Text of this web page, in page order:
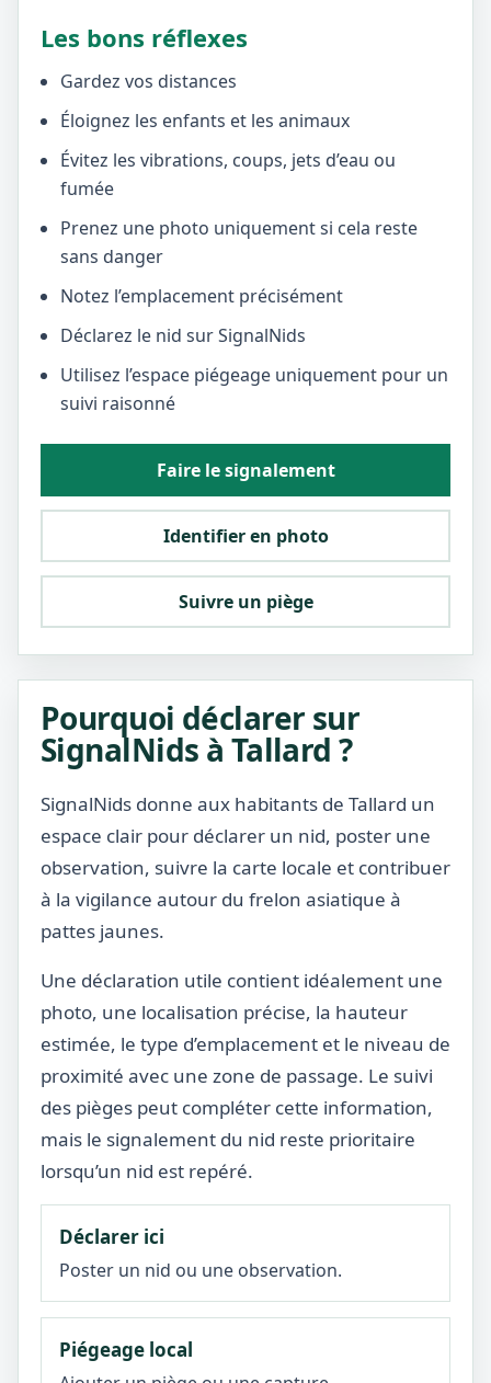
Les bons réflexes
Gardez vos distances
Éloignez les enfants et les animaux
Évitez les vibrations, coups, jets d’eau ou
fumée
Prenez une photo uniquement si cela reste
sans danger
Notez l’emplacement précisément
Déclarez le nid sur SignalNids
Utilisez l’espace piégeage uniquement pour un
suivi raisonné
Faire le signalement
Identifier en photo
Suivre un piège
Pourquoi déclarer sur
SignalNids à Tallard ?
SignalNids donne aux habitants de Tallard un
espace clair pour déclarer un nid, poster une
observation, suivre la carte locale et contribuer
à la vigilance autour du frelon asiatique à
pattes jaunes.
Une déclaration utile contient idéalement une
photo, une localisation précise, la hauteur
estimée, le type d’emplacement et le niveau de
proximité avec une zone de passage. Le suivi
des pièges peut compléter cette information,
mais le signalement du nid reste prioritaire
lorsqu’un nid est repéré.
Déclarer ici
Poster un nid ou une observation.
Piégeage local